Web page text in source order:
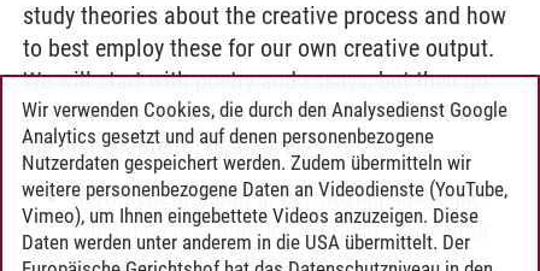
study theories about the creative process and how
to best employ these for our own creative output.
We will start with poetry and essays, but then go
on to short stories and - towards the end - attempt
the first chapter(s) of a novel.
Berufliche Bildung in der Sozialpädagogik-
Komplementärstudium-Sprache und Kultur
General Studies allgemein-
Wir verwenden Cookies, die durch den Analysedienst Google
Analytics gesetzt und auf denen personenbezogene
Nutzerdaten gespeichert werden. Zudem übermitteln wir
weitere personenbezogene Daten an Videodienste (YouTube,
Vimeo), um Ihnen eingebettete Videos anzuzeigen. Diese
Daten werden unter anderem in die USA übermittelt. Der